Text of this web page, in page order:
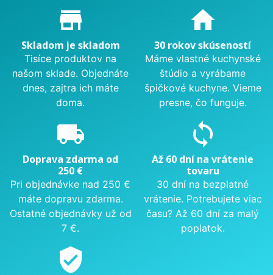
Proč nakupovat u nás?
store_mall_directory
Skladom je skladom
Tisíce produktov na
našom sklade. Objednáte
dnes, zajtra ich máte
doma.
home
30 rokov skúseností
Máme vlastné kuchynské
štúdio a vyrábame
špičkové kuchyne. Vieme
presne, čo funguje.
local_shipping
Doprava zdarma od
250 €
Pri objednávke nad 250 €
máte dopravu zdarma.
Ostatné objednávky už od
7 €.
sync
Až 60 dní na vrátenie
tovaru
30 dní na bezplatné
vrátenie. Potrebujete viac
času? Až 60 dní za malý
poplatok.
verified_user